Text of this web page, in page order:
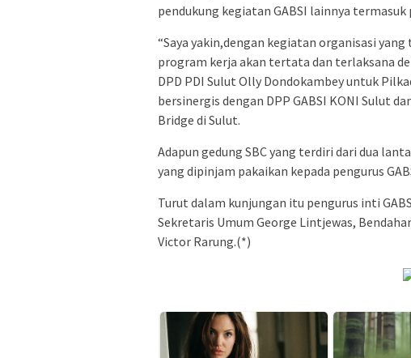
pendukung kegiatan GABSI lainnya
“Saya yakin,dengan kegiatan organisasi
program kerja akan tertata dan terlaksana
DPD PDI Sulut Olly Dondokambey untuk
bersinergis dengan DPP GABSI KONI Sulut
Bridge di Sulut.
Adapun gedung SBC yang terdiri dari dua
yang dipinjam pakaikan kepada pengurus
Turut dalam kunjungan itu pengurus inti
Sekretaris Umum George Lintjewas,
Victor Rarung.(*)